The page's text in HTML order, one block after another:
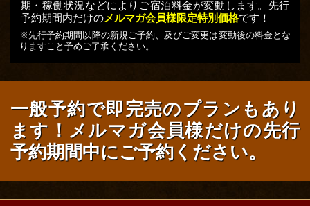
期・稼働状況などによりご宿泊料金が変動します。 先行
予約期間内だけのメルマガ会員様限定特別価格です！
※先行予約期間以降の新規ご予約、及びご変更は変動後の料金とな
りますこと予めご了承ください。
一般予約で即完売のプランもあり
ます！ メルマガ会員様だけの先行
予約期間中にご予約ください。